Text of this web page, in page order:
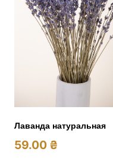
Лаванда натуральная
59.00 ₴